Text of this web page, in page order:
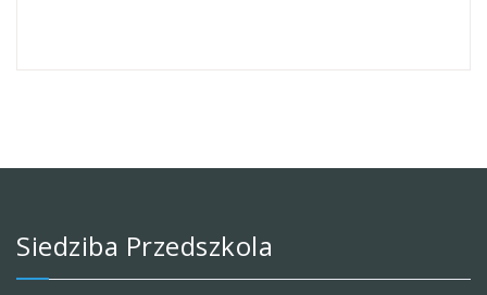
Siedziba Przedszkola